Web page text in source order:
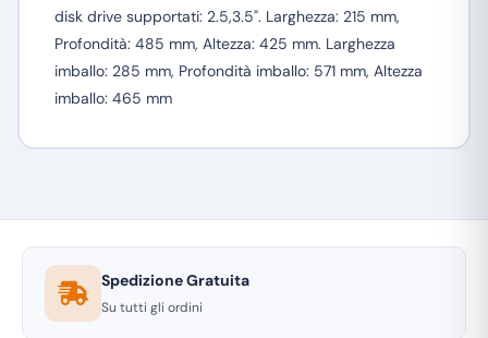
disk drive supportati: 2.5,3.5". Larghezza: 215 mm,
Profondità: 485 mm, Altezza: 425 mm. Larghezza
imballo: 285 mm, Profondità imballo: 571 mm, Altezza
imballo: 465 mm
Spedizione Gratuita
Su tutti gli ordini